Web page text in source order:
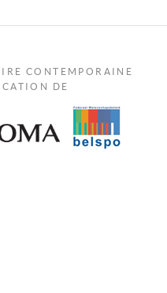
CONTEMPORAINE
DE